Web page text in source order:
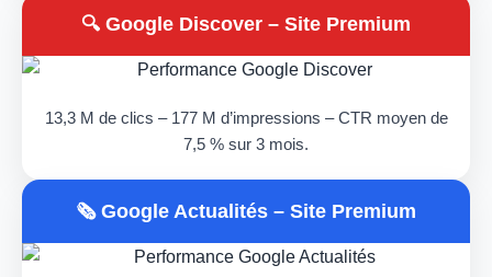
🔍 Google Discover – Site Premium
13,3 M de clics – 177 M d’impressions – CTR moyen de
7,5 % sur 3 mois.
🗞️ Google Actualités – Site Premium